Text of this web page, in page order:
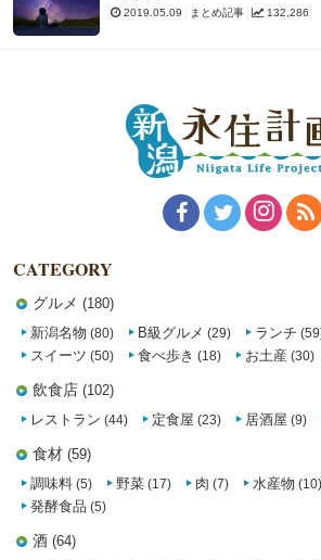
2019.05.09 まとめ記事 132,286
CATEGORY
グルメ (180)
新潟名物 (80) B級グルメ (29) ランチ
スイーツ (50) 食べ歩き (18) お土産 (30)
飲食店 (102)
レストラン (44) 定食屋 (23) 居酒屋 (9)
食材 (59)
調味料 (5) 野菜 (17) 肉 (7) 水産物 (10)
発酵食品 (5)
酒 (64)